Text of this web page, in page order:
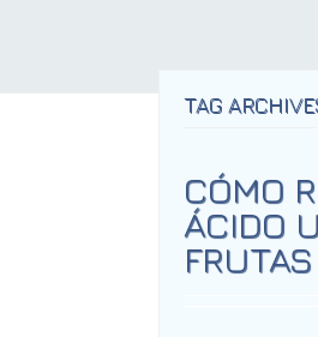
TAG
CÓMO
ÁCIDO
FRUTAS